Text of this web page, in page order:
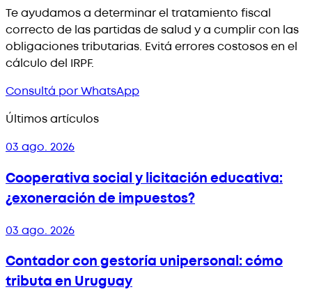
Te ayudamos a determinar el tratamiento fiscal
correcto de las partidas de salud y a cumplir con las
obligaciones tributarias. Evitá errores costosos en el
cálculo del IRPF.
Consultá por WhatsApp
Últimos artículos
03 ago. 2026
Cooperativa social y licitación educativa:
¿exoneración de impuestos?
03 ago. 2026
Contador con gestoría unipersonal: cómo
tributa en Uruguay